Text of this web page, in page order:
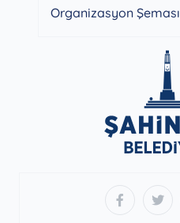
Organizasyon Şeması